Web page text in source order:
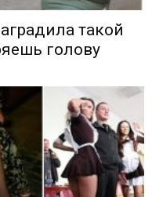
такой
голову